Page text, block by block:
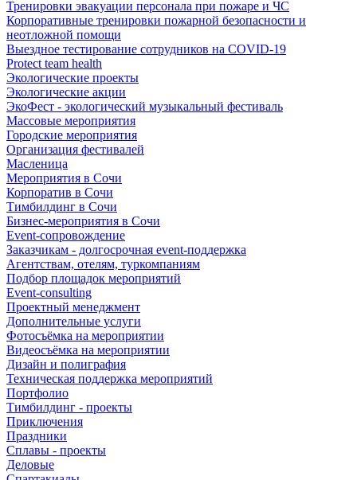
Тренировки эвакуации персонала при пожаре и ЧС
Корпоративные тренировки пожарной безопасности и
неотложной помощи
Выездное тестирование сотрудников на COVID-19
Protect team health
Экологические проекты
Экологические акции
ЭкоФест - экологический музыкальный фестиваль
Массовые мероприятия
Городские мероприятия
Организация фестивалей
Масленица
Мероприятия в Сочи
Корпоратив в Сочи
Тимбилдинг в Сочи
Бизнес-мероприятия в Сочи
Event-сопровождение
Заказчикам - долгосрочная event-поддержка
Агентствам, отелям, туркомпаниям
Подбор площадок мероприятий
Event-consulting
Проектный менеджмент
Дополнительные услуги
Фотосъёмка на мероприятии
Видеосъёмка на мероприятии
Дизайн и полиграфия
Техническая поддержка мероприятий
Портфолио
Тимбилдинг - проекты
Приключения
Праздники
Сплавы - проекты
Деловые